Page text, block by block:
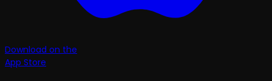
Download on the
App Store